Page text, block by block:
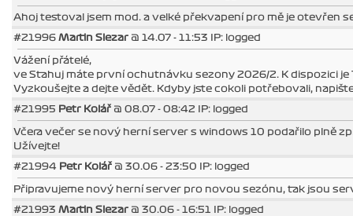
Ahoj testoval jsem mod. a velké překvapení pro mě je otevřen
#21996 Martin Slezar @ 14.07 - 11:53 IP: logged
Vážení přátelé,
ve Stahuj máte první ochutnávku sezony 2026/2. K dispozici je
Vyzkoušejte a dejte vědět. Kdyby jste cokoli potřebovali,
#21995 Petr Kolář @ 08.07 - 08:42 IP: logged
Včera večer se nový herní server s windows 10 podařilo plně
Užívejte!
#21994 Petr Kolář @ 30.06 - 23:50 IP: logged
Připravujeme nový herní server pro novou sezónu, tak jsou
#21993 Martin Slezar @ 30.06 - 16:51 IP: logged